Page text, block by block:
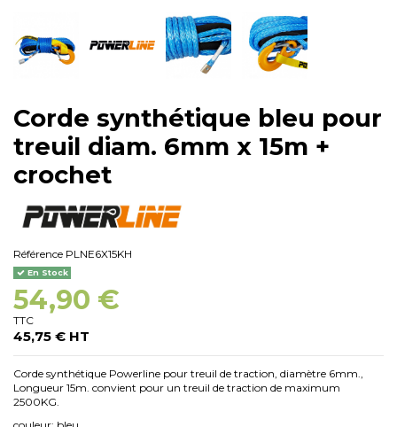
Corde synthétique bleu pour
treuil diam. 6mm x 15m +
crochet
Référence PLNE6X15KH
En Stock
54,90 €
TTC
45,75 € HT
Corde synthétique Powerline pour treuil de traction, diamètre 6mm.,
Longueur 15m. convient pour un treuil de traction de maximum
2500KG.